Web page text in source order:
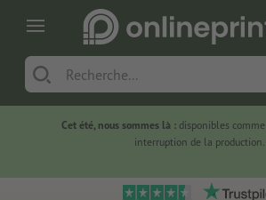
Cet été, nous sommes là :disponibles
interruption de la production.